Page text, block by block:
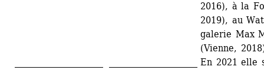
2016), à la
2019), au
galerie Max
(Vienne,
En 2021 elle